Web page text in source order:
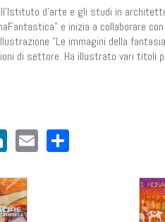
d’arte e gli studi in
e inizia a collaborare
"Le immagini della
di settore. Ha illustrato vari titoli
LinkedIn
Email